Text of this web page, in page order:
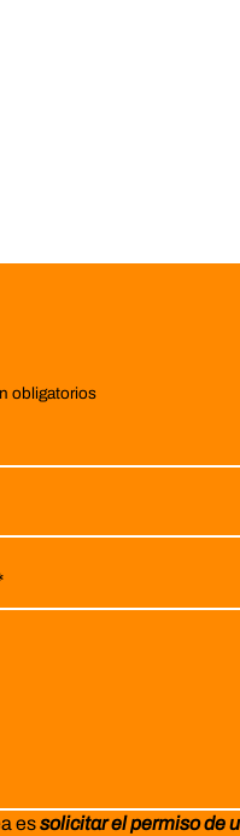
obligatorios
essolicitar el permiso de